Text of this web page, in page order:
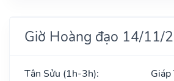
Giờ Hoàng đạo 14/11/
Tân Sửu (1h-3h):